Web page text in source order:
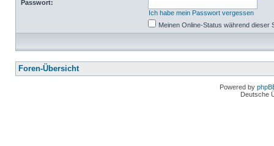
Passwort:
Ich habe mein Passwort vergessen
Meinen Online-Status während dieser
Foren-Übersicht
Powered by
Deutsche